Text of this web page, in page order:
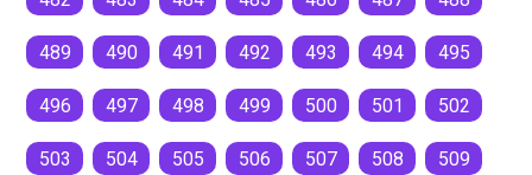
489 490 491 492 493 494 495
496 497 498 499 500 501 502
503 504 505 506 507 508 509